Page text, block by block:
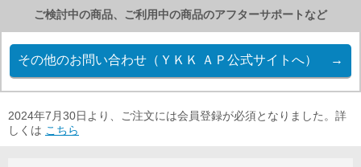
ご検討中の商品、ご利用中の商品のアフターサポートなど
2024年7月30日より、ご注文には会員登録が必須となりました。詳
しくは こちら